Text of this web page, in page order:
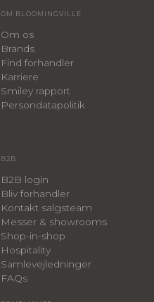
OM BLOOMINGVILLE
Om os
Brands
Find forhandler
Karriere
Smiley rapport
Persondatapolitik
B2B
B2B login
Bliv forhandler
Kontakt salgsteam
Messer & showrooms
Shop-in-shop
Hospitality
Samlevejledninger
FAQs